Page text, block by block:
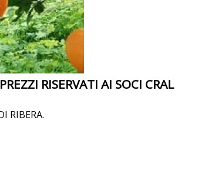
RISERVATI AI SOCI CRAL
RIBERA.